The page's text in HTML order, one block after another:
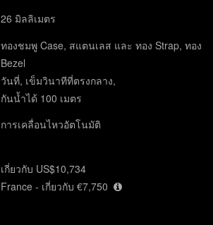
26 มิลลิเมตร
ทองชมพู Case, สแตนเลส และ ทอง Strap, ทอง
Bezel
วันที่, เข็มวินาทีที่ตรงกลาง,
กันน้ำได้ 100 เมตร
การเคลื่อนไหวอัตโนมัติ
เกี่ยวกับ US$10,734
France - เกี่ยวกับ €7,750